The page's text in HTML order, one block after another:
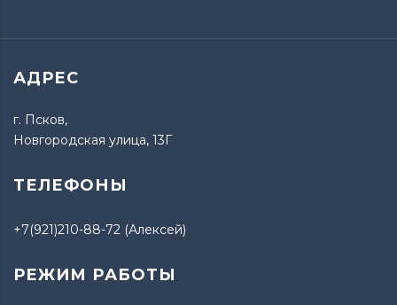
АДРЕС
г. Псков,
Новгородская улица, 13Г
ТЕЛЕФОНЫ
+7(921)210-88-72 (Алексей)
РЕЖИМ РАБОТЫ